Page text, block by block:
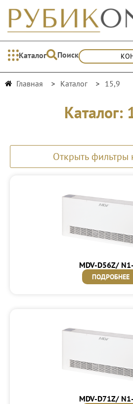
Каталог Поиск
Главная Каталог 15,9
Каталог:
Открыть фильтры
MDV-D56Z/
ПОДРОБНЕЕ
MDV-D71Z/